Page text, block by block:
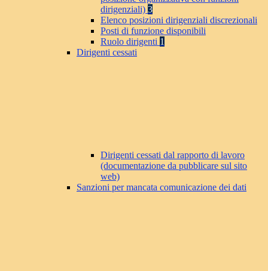
dirigenziali) 3
Elenco posizioni dirigenziali discrezionali
Posti di funzione disponibili
Ruolo dirigenti 1
Dirigenti cessati
Dirigenti cessati dal rapporto di lavoro
(documentazione da pubblicare sul sito
web)
Sanzioni per mancata comunicazione dei dati